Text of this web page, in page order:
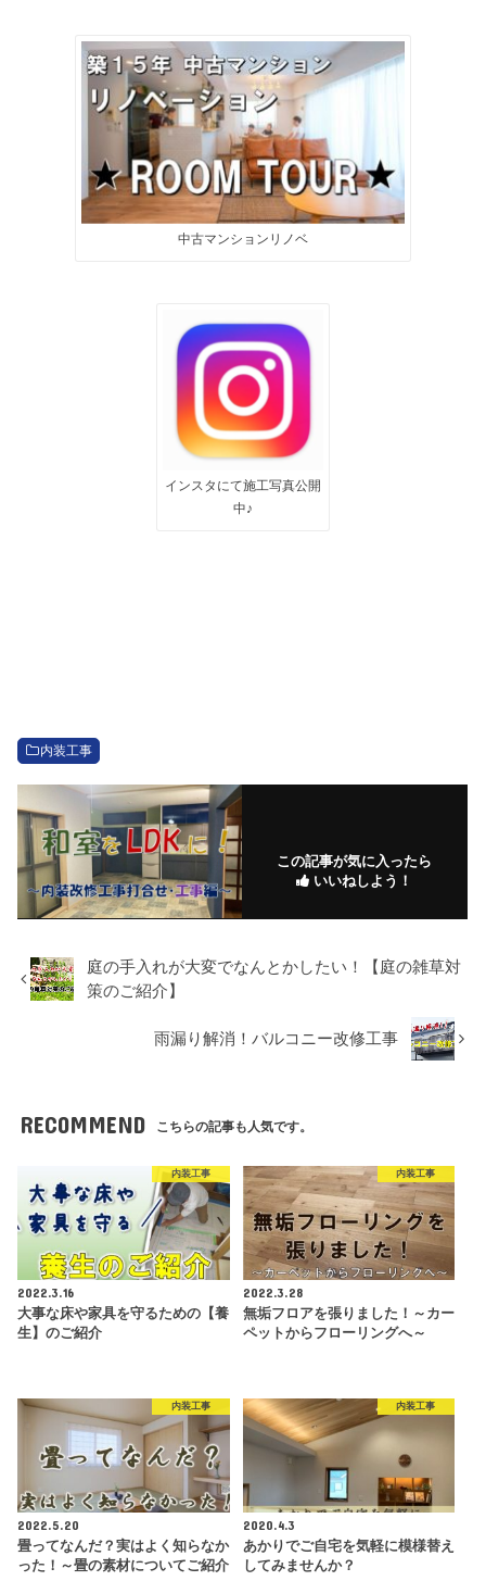
中古マンションリノベ
インスタにて施工写真公開
中♪
内装工事
この記事が気に入ったら
いいねしよう！
庭の手入れが大変でなんとかしたい！【庭の雑草対
策のご紹介】
雨漏り解消！バルコニー改修工事
RECOMMEND こちらの記事も人気です。
内装工事
2022.3.16
大事な床や家具を守るための【養
生】のご紹介
内装工事
2022.3.28
無垢フロアを張りました！～カー
ペットからフローリングへ～
内装工事
2022.5.20
畳ってなんだ？実はよく知らなか
った！～畳の素材についてご紹介
内装工事
2020.4.3
あかりでご自宅を気軽に模様替え
してみませんか？